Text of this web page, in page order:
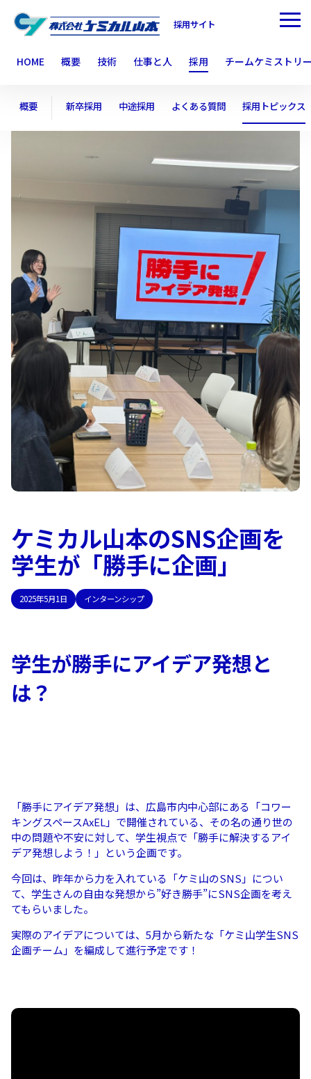
採用サイト
HOME 概要 技術 仕事と人 採用 チームケミストリ
概要 新卒採用 中途採用 よくある質問 採用トピックス
ケミカル山本のSNS企画を
学生が「勝手に企画」
2025年5月1日 インターンシップ
学生が勝手にアイデア発想と
は？
「勝手にアイデア発想」は、広島市内中心部にある「コワー
キングスペースAxEL」で開催されている、その名の通り世の
中の問題や不安に対して、学生視点で「勝手に解決するアイ
デア発想しよう！」という企画です。
今回は、昨年から力を入れている「ケミ山のSNS」につい
て、学生さんの自由な発想から”好き勝手”にSNS企画を考え
てもらいました。
実際のアイデアについては、5月から新たな「ケミ山学生SNS
企画チーム」を編成して進行予定です！